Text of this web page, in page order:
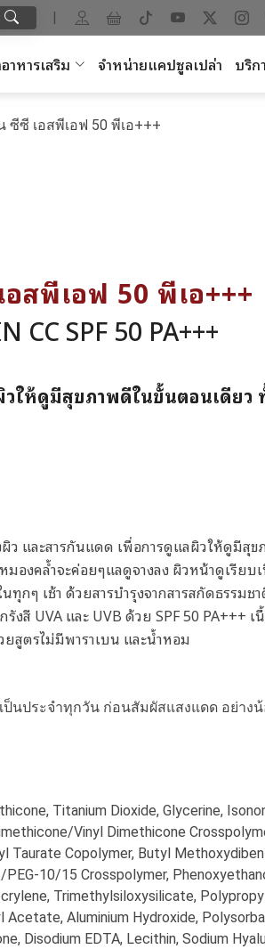
|
าหารเสริม จำหน่ายแคปซูลเปล่า บริก
ซีซี เอสพีเอฟ 50 พีเอ+++
สพีเอฟ 50 พีเอ+++
CC SPF 50 PA+++
ให้ดูมีสุขภาพดีในขั้นตอนเดียว
ว และสารกันแดด เพื่อการดูแลผิวให้ดูมีสุ
มองคล้ำจะค่อยๆแลดูจางลง ผิวหน้าดูเรีย
กๆ เช้า ด้วยสารบำรุงจากสารสกัดธรรมช
สี UVA และ UVB ด้วย SPF 50 PA+++ เ
สูตรไม่มีพาราเบน และน้ำหอม
นประจำทุกวัน ก่อนสัมผัสแสงแดด อย่างน้
Titanium Dioxide, Glycerine,
Vinyl Dimethicone
Taurate Copolymer, Butyl
10/15 Crosspolymer,
Trimethylsiloxysilicate,
Acetate, Aluminium Hydroxide,
Disodium EDTA, Lecithin, Sodium